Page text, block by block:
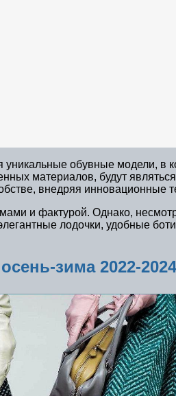
обувные модели, в
материалов, будут
внедряя инновационные
и фактурой. Однако,
лодочки, удобные
зима 2022-2024